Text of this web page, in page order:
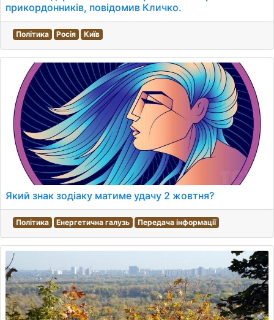
прикордонників, повідомив Кличко.
Політика Росія Київ
Який знак зодіаку матиме удачу 2 жовтня?
Політика Енергетична галузь Передача інформації